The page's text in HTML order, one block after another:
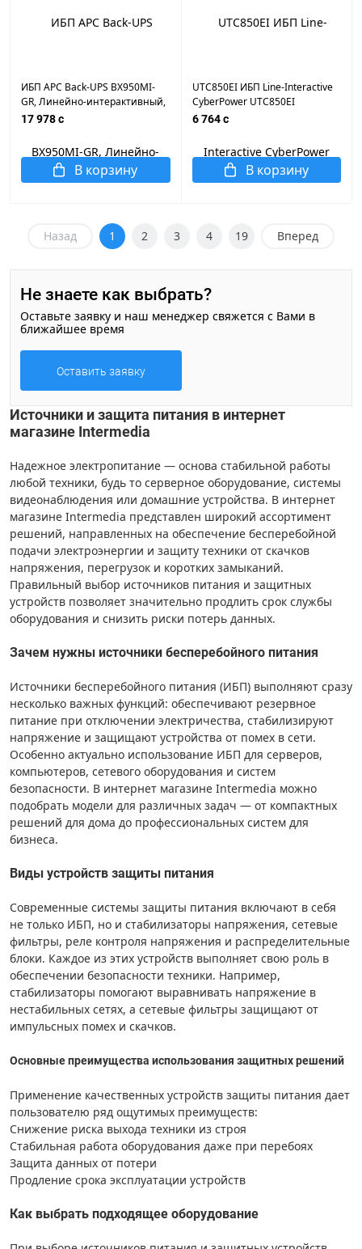
ИБП APC Back-UPS BX950MI-
GR, Линейно-интерактивный,
Мощность 950ВА/520Вт,
Вых: 4x Schuko, Чёрный
17 978 c
В корзину
UTC850EI ИБП Line-Interactive
CyberPower UTC850EI
850VA/425W (4 IEC С13) шт
6 764 c
В корзину
Назад 1 2 3 4 19 Вперед
Не знаете как выбрать?
Оставьте заявку и наш менеджер свяжется с Вами в
ближайшее время
Оставить заявку
Источники и защита питания в интернет
магазине Intermedia
Надежное электропитание — основа стабильной работы
любой техники, будь то серверное оборудование, системы
видеонаблюдения или домашние устройства. В интернет
магазине Intermedia представлен широкий ассортимент
решений, направленных на обеспечение бесперебойной
подачи электроэнергии и защиту техники от скачков
напряжения, перегрузок и коротких замыканий.
Правильный выбор источников питания и защитных
устройств позволяет значительно продлить срок службы
оборудования и снизить риски потерь данных.
Зачем нужны источники бесперебойного питания
Источники бесперебойного питания (ИБП) выполняют сразу
несколько важных функций: обеспечивают резервное
питание при отключении электричества, стабилизируют
напряжение и защищают устройства от помех в сети.
Особенно актуально использование ИБП для серверов,
компьютеров, сетевого оборудования и систем
безопасности. В интернет магазине Intermedia можно
подобрать модели для различных задач — от компактных
решений для дома до профессиональных систем для
бизнеса.
Виды устройств защиты питания
Современные системы защиты питания включают в себя
не только ИБП, но и стабилизаторы напряжения, сетевые
фильтры, реле контроля напряжения и распределительные
блоки. Каждое из этих устройств выполняет свою роль в
обеспечении безопасности техники. Например,
стабилизаторы помогают выравнивать напряжение в
нестабильных сетях, а сетевые фильтры защищают от
импульсных помех и скачков.
Основные преимущества использования защитных решений
Применение качественных устройств защиты питания дает
пользователю ряд ощутимых преимуществ:
Снижение риска выхода техники из строя
Стабильная работа оборудования даже при перебоях
Защита данных от потери
Продление срока эксплуатации устройств
Как выбрать подходящее оборудование